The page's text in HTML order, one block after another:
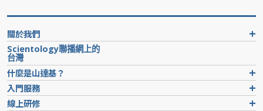
關於我們
Scientology聯播網上的
台灣
什麼是山達基？
入門服務
線上研修